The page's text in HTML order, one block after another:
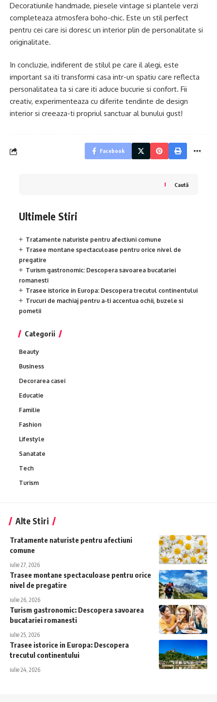
Decoratiunile handmade, piesele vintage si plantele verzi
completeaza atmosfera boho-chic. Este un stil perfect
pentru cei care isi doresc un interior plin de personalitate si
originalitate.
In concluzie, indiferent de stilul pe care il alegi, este
important sa iti transformi casa intr-un spatiu care reflecta
personalitatea ta si care iti aduce bucurie si confort. Fii
creativ, experimenteaza cu diferite tendinte de design
interior si creeaza-ti propriul sanctuar al bunului gust!
Facebook
Caută
Ultimele Stiri
Tratamente naturiste pentru afectiuni comune
Trasee montane spectaculoase pentru orice nivel de
pregatire
Turism gastronomic: Descopera savoarea bucatariei
romanesti
Trasee istorice in Europa: Descopera trecutul continentului
Trucuri de machiaj pentru a-ti accentua ochii, buzele si
pometii
Categorii
Beauty
Business
Decorarea casei
Educatie
Familie
Fashion
Lifestyle
Sanatate
Tech
Turism
Alte Stiri
Tratamente naturiste pentru afectiuni
comune
iulie 27, 2026
Trasee montane spectaculoase pentru orice
nivel de pregatire
iulie 26, 2026
Turism gastronomic: Descopera savoarea
bucatariei romanesti
iulie 25, 2026
Trasee istorice in Europa: Descopera
trecutul continentului
iulie 24, 2026